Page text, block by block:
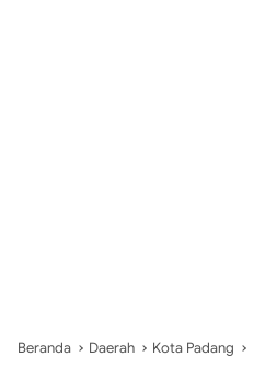
Beranda Daerah Kota Padang